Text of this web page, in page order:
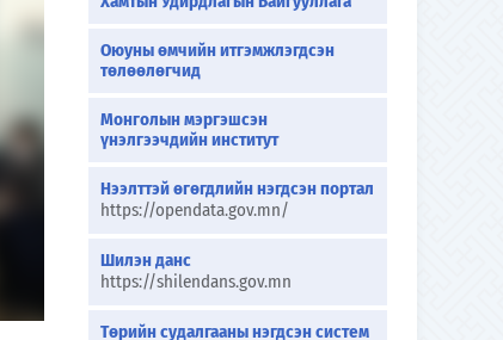
Оюуны өмчийн итгэмжлэгдсэн
төлөөлөгчид
Монголын мэргэшсэн
үнэлгээчдийн институт
Нээлттэй өгөгдлийн нэгдсэн портал
https://opendata.gov.mn/
Шилэн данс
https://shilendans.gov.mn
Төрийн судалгааны нэгдсэн систем